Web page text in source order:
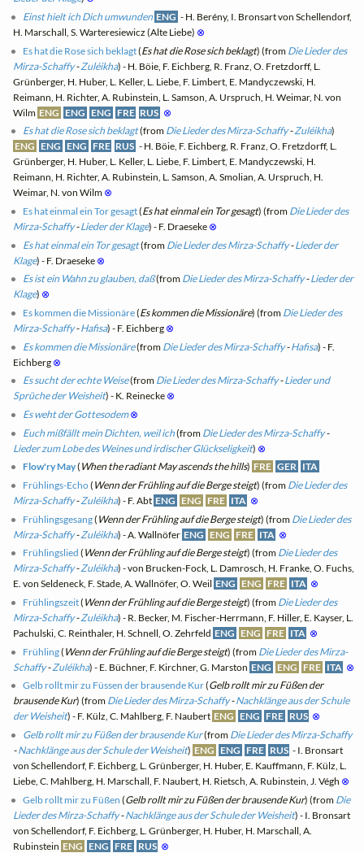
Einst hielt ich Dich umwunden ENG - H. Berény, I. Bronsart von Schellendorf,
H. Marschall, S. Warteresiewicz (Alte Liebe) ⊗
Es hat die Rose sich beklagt(Es hat die Rose sich beklagt) (from Die Lieder des
Mirza-Schaffy-Zuléikha) - H. Böie, F. Eichberg, R. Franz, O. Fretzdorff, L.
Grünberger, H. Huber, L. Keller, L. Liebe, F. Limbert, E. Mandyczewski, H.
Reimann, H. Richter, A. Rubinstein, L. Samson, A. Urspruch, H. Weimar, N. von
Wilm ENG ENG ENG FRE RUS ⊗
Es hat die Rose sich beklagt(from Die Lieder des Mirza-Schaffy-Zuléikha)
ENG ENG ENG FRE RUS - H. Böie, F. Eichberg, R. Franz, O. Fretzdorff, L.
Grünberger, H. Huber, L. Keller, L. Liebe, F. Limbert, E. Mandyczewski, H.
Reimann, H. Richter, A. Rubinstein, L. Samson, A. Smolian, A. Urspruch, H.
Weimar, N. von Wilm ⊗
Es hat einmal ein Tor gesagt(Es hat einmal ein Tor gesagt) (from Die Lieder des
Mirza-Schaffy-Lieder der Klage) - F. Draeseke ⊗
Es hat einmal ein Tor gesagt(from Die Lieder des Mirza-Schaffy-Lieder der
Klage) - F. Draeseke ⊗
Es ist ein Wahn zu glauben, daß(from Die Lieder des Mirza-Schaffy-Lieder der
Klage) ⊗
Es kommen die Missionäre(Es kommen die Missionäre) (from Die Lieder des
Mirza-Schaffy-Hafisa) - F. Eichberg ⊗
Es kommen die Missionäre(from Die Lieder des Mirza-Schaffy-Hafisa) - F.
Eichberg ⊗
Es sucht der echte Weise(from Die Lieder des Mirza-Schaffy-Lieder und
Sprüche der Weisheit) - K. Reinecke ⊗
Es weht der Gottesodem⊗
Euch mißfällt mein Dichten, weil ich(from Die Lieder des Mirza-Schaffy-
Lieder zum Lobe des Weines und irdischer Glückseligkeit) ⊗
Flow'ry May( When the radiant May ascends the hills) FRE GER ITA
Frühlings-Echo( Wenn der Frühling auf die Berge steigt) (from Die Lieder des
Mirza-Schaffy-Zuléikha) - F. Abt ENG ENG FRE ITA ⊗
Frühlingsgesang( Wenn der Frühling auf die Berge steigt) (from Die Lieder des
Mirza-Schaffy-Zuléikha) - A. Wallnöfer ENG ENG FRE ITA ⊗
Frühlingslied ( Wenn der Frühling auf die Berge steigt) (from Die Lieder des
Mirza-Schaffy-Zuléikha) - von Brucken-Fock, L. Damrosch, H. Franke, O. Fuchs,
E. von Seldeneck, F. Stade, A. Wallnöfer, O. Weil ENG ENG FRE ITA ⊗
Frühlingszeit( Wenn der Frühling auf die Berge steigt) (from Die Lieder des
Mirza-Schaffy-Zuléikha) - R. Becker, M. Fischer-Herrmann, F. Hiller, E. Kayser, L.
Pachulski, C. Reinthaler, H. Schnell, O. Zehrfeld ENG ENG FRE ITA ⊗
Frühling( Wenn der Frühling auf die Berge steigt) (from Die Lieder des Mirza-
Schaffy-Zuléikha) - E. Büchner, F. Kirchner, G. Marston ENG ENG FRE ITA ⊗
Gelb rollt mir zu Füssen der brausende Kur(Gelb rollt mir zu Füßen der
brausende Kur) (from Die Lieder des Mirza-Schaffy-Nachklänge aus der Schule
der Weisheit) - F. Külz, C. Mahlberg, F. Naubert ENG ENG FRE RUS ⊗
Gelb rollt mir zu Füßen der brausende Kur(from Die Lieder des Mirza-Schaffy
-Nachklänge aus der Schule der Weisheit) ENG ENG FRE RUS - I. Bronsart
von Schellendorf, F. Eichberg, L. Grünberger, H. Huber, E. Kauffmann, F. Külz, L.
Liebe, C. Mahlberg, H. Marschall, F. Naubert, H. Rietsch, A. Rubinstein, J. Végh ⊗
Gelb rollt mir zu Füßen (Gelb rollt mir zu Füßen der brausende Kur) (from Die
Lieder des Mirza-Schaffy-Nachklänge aus der Schule der Weisheit) - I. Bronsart
von Schellendorf, F. Eichberg, L. Grünberger, H. Huber, H. Marschall, A.
Rubinstein ENG ENG FRE RUS ⊗